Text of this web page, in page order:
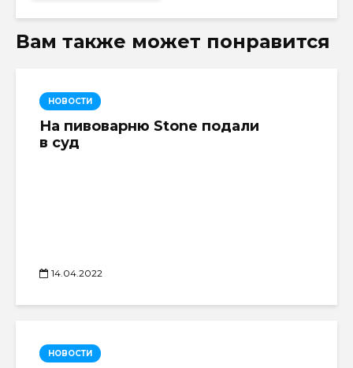
Вам также может понравится
НОВОСТИ
На пивоварню Stone подали
в суд
14.04.2022
НОВОСТИ